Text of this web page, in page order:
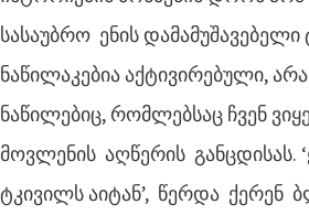
სასაუბრო ენის დამამუშავებელი
ნაწილაკებია აქტივირებული,
ნაწილებიც, რომლებსაც ჩვენ
მოვლენის აღწერის განცდისას.
ტკივილს აიტან’, წერდა ქერენ